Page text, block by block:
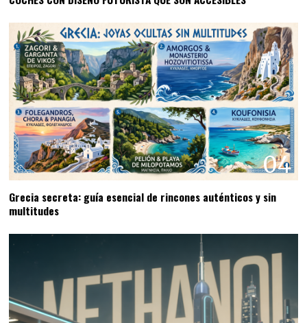
04
Grecia secreta: guía esencial de rincones auténticos y sin
multitudes